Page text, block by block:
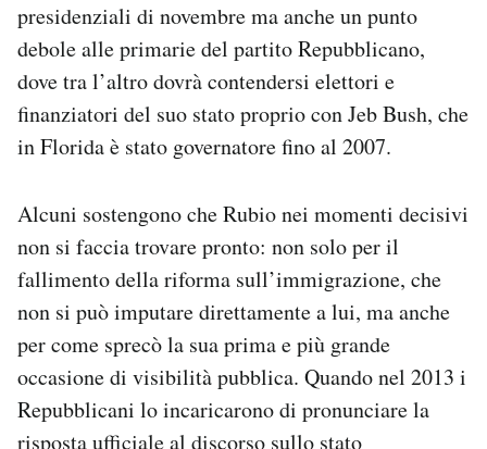
presidenziali di novembre ma anche un punto
debole alle primarie del partito Repubblicano,
dove tra l’altro dovrà contendersi elettori e
finanziatori del suo stato proprio con Jeb Bush, che
in Florida è stato governatore fino al 2007.
Alcuni sostengono che Rubio nei momenti decisivi
non si faccia trovare pronto: non solo per il
fallimento della riforma sull’immigrazione, che
non si può imputare direttamente a lui, ma anche
per come sprecò la sua prima e più grande
occasione di visibilità pubblica. Quando nel 2013 i
Repubblicani lo incaricarono di pronunciare la
risposta ufficiale al discorso sullo stato